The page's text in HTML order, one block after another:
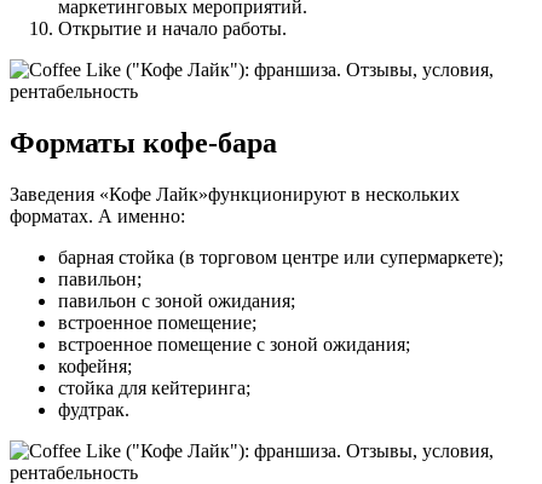
маркетинговых мероприятий.
Открытие и начало работы.
Форматы кофе-бара
Заведения «Кофе Лайк»функционируют в нескольких
форматах. А именно:
барная стойка (в торговом центре или супермаркете);
павильон;
павильон с зоной ожидания;
встроенное помещение;
встроенное помещение с зоной ожидания;
кофейня;
стойка для кейтеринга;
фудтрак.